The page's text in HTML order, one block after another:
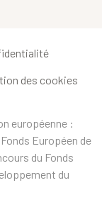
des cookies
européenne :
Européen de
du Fonds
du